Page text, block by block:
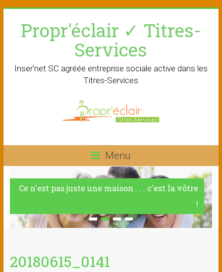
contentPropr'éclair ✓ Titres-
Services
Inser'net SC agréée entreprise sociale active dans les
Titres-Services
Menu
Ce n'est pas juste une maison . . . c'est la vôtre
!
20180615_0141